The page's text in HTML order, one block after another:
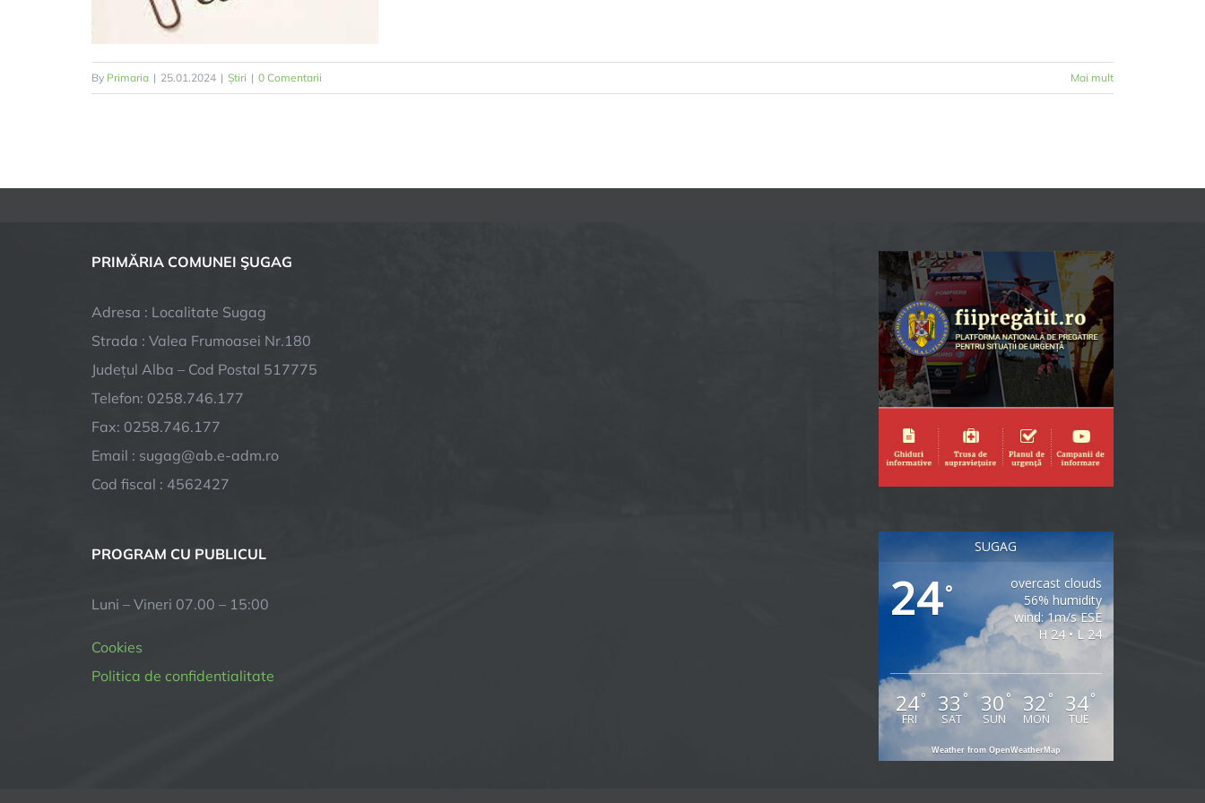
By Primaria | 25.01.2024 | Știri | 0 Comentarii Mai mult
PRIMĂRIA COMUNEI ŞUGAG
Adresa : Localitate Sugag
Strada : Valea Frumoasei Nr.180
Județul Alba – Cod Postal 517775
Telefon: 0258.746.177
Fax: 0258.746.177
Email : sugag@ab.e-adm.ro
Cod fiscal : 4562427
PROGRAM CU PUBLICUL
Luni – Vineri 07.00 – 15:00
Cookies
Politica de confidentialitate
SUGAG
24°
overcast clouds
56% humidity
wind: 1m/s ESE
H 24 • L 24
24°
FRI
33 °
SAT
30 °
SUN
32 °
MON
34°
TUE
Weather from OpenWeatherMap